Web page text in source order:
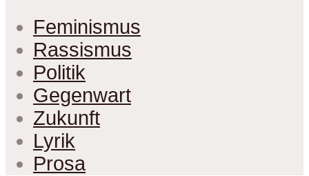
Feminismus
Rassismus
Politik
Gegenwart
Zukunft
Lyrik
Prosa